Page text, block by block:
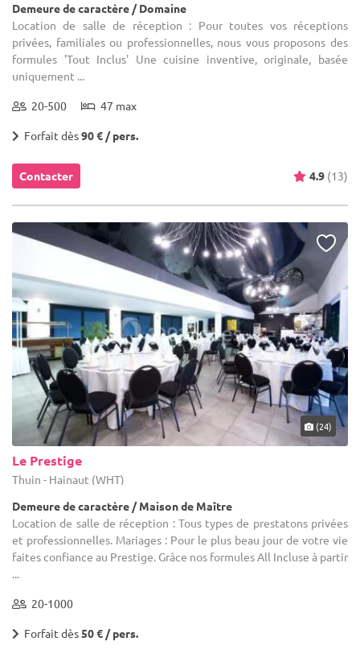
Demeure de caractère / Domaine
Location de salle de réception : Pour toutes vos réceptions
privées, familiales ou professionnelles, nous vous proposons des
formules 'Tout Inclus' Une cuisine inventive, originale, basée
uniquement ...
20-500 47 max
Forfait dès90 € / pers.
Contacter 4.9 (13)
(24)
Le Prestige
Thuin - Hainaut (WHT)
Demeure de caractère / Maison de Maître
Location de salle de réception : Tous types de prestatons privées
et professionnelles. Mariages : Pour le plus beau jour de votre vie
faites confiance au Prestige. Grâce nos formules All Incluse à partir
...
20-1000
Forfait dès50 € / pers.